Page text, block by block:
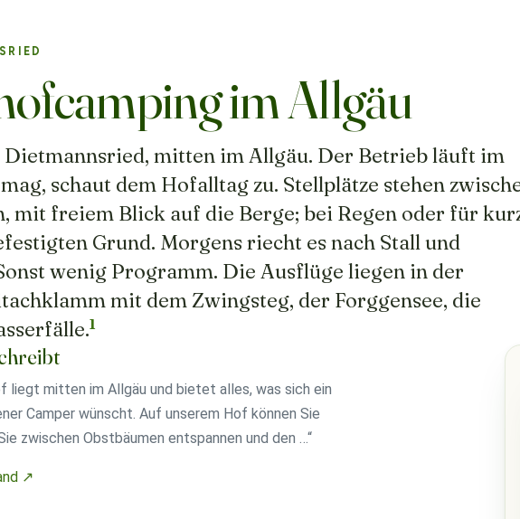
im Allgäu
mitten im Allgäu. Der Betrieb läuft im
schaut dem Hofalltag zu. Stellplätze stehen
mit freiem Blick auf die Berge; bei Regen oder für
Grund. Morgens riecht es nach Stall und
wenig Programm. Die Ausflüge liegen in der
mit dem Zwingsteg, der Forggensee, die
1
liegt mitten im Allgäu und bietet alles, was sich ein
Camper wünscht. Auf unserem Hof können Sie
zwischen Obstbäumen entspannen und den …“
↗